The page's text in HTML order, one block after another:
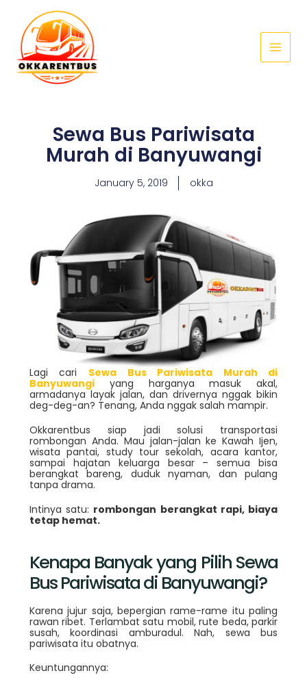
content
Menu
Sewa Bus Pariwisata
Murah di Banyuwangi
January 5, 2019 okka
Lagi cari Sewa Bus Pariwisata Murah di
Banyuwangiyang harganya masuk akal,
armadanya layak jalan, dan drivernya nggak bikin
deg-deg-an? Tenang, Anda nggak salah mampir.
Okkarentbus siap jadi solusi transportasi
rombongan Anda. Mau jalan-jalan ke Kawah Ijen,
wisata pantai, study tour sekolah, acara kantor,
sampai hajatan keluarga besar – semua bisa
berangkat bareng, duduk nyaman, dan pulang
tanpa drama.
Intinya satu: rombongan berangkat rapi, biaya
tetap hemat.
Kenapa Banyak yang Pilih Sewa
Bus Pariwisata di Banyuwangi?
Karena jujur saja, bepergian rame-rame itu paling
rawan ribet. Terlambat satu mobil, rute beda, parkir
susah, koordinasi amburadul. Nah, sewa bus
pariwisata itu obatnya.
Keuntungannya: